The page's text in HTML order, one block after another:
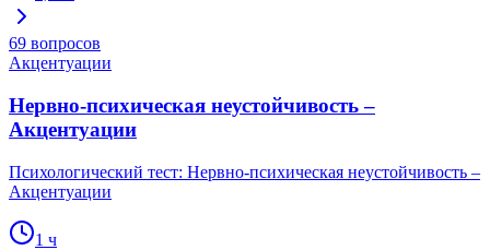
69 вопросов
Акцентуации
Нервно-психическая неустойчивость –
Акцентуации
Психологический тест: Нервно-психическая неустойчивость –
Акцентуации
1 ч